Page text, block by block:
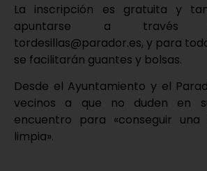
La inscripción es gratuita y
apuntarse a través
tordesillas@parador.es, y para
se facilitarán guantes y bolsas.
Desde el Ayuntamiento y el
vecinos a que no duden en
encuentro para «conseguir una
limpia».